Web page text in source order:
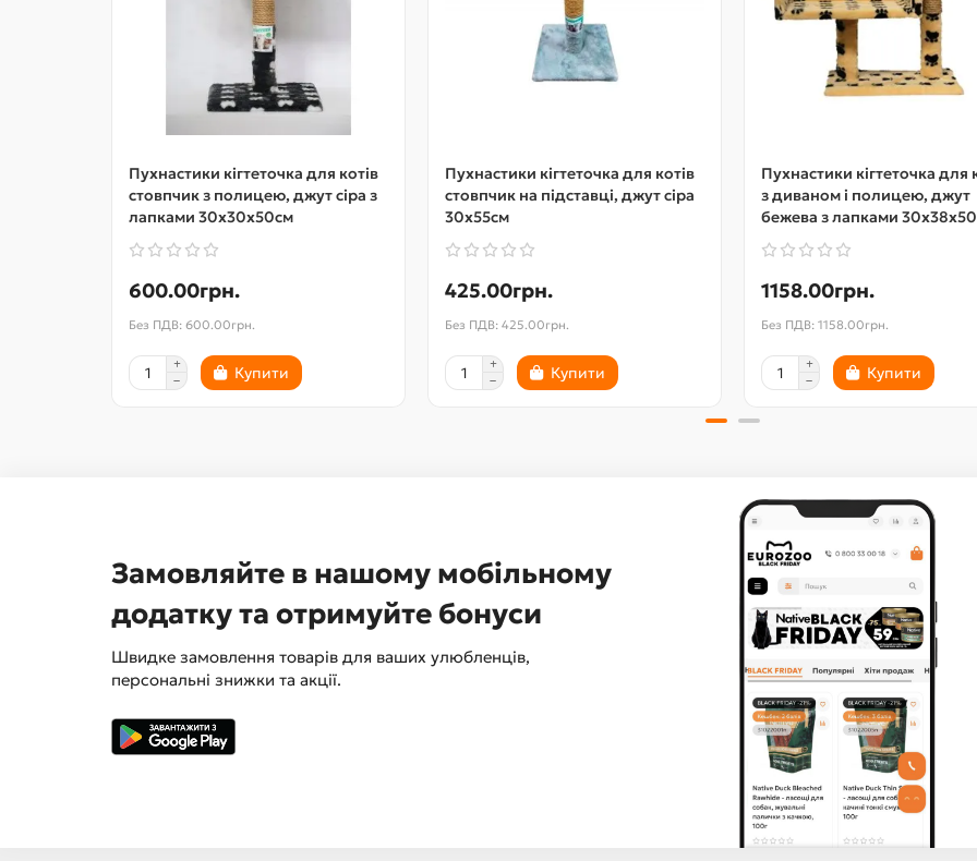
Пухнастики кігтеточка для котів
стовпчик з полицею, джут сіра з
лапками 30х30х50см
600.00грн.
Без ПДВ: 600.00грн.
Купити
Пухнастики кігтеточка для котів
стовпчик на підставці, джут сіра
30х55см
425.00грн.
Без ПДВ: 425.00грн.
Купити
Пухнастики кігтеточка для
з диваном і полицею, джут
бежева з лапками
1158.00грн.
Без ПДВ: 1158.00грн.
Купити
Замовляйте в нашому мобільному
додатку та отримуйте бонуси
Швидке замовлення товарів для ваших улюбленців,
персональні знижки та акції.